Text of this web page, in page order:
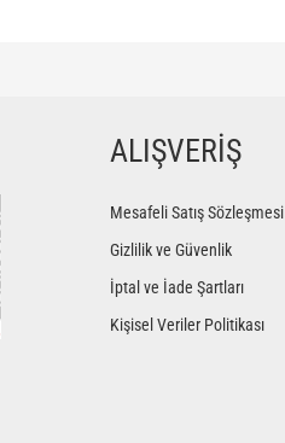
Yorum Yaz
ALIŞVERİŞ
Mesafeli Satış Sözleşmesi
Gizlilik ve Güvenlik
İptal ve İade Şartları
Kişisel Veriler Politikası